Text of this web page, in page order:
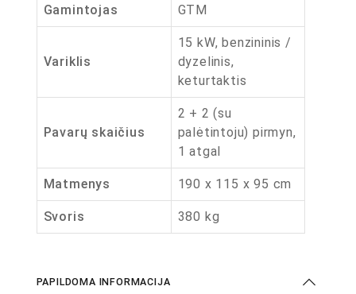
Gamintojas GTM
Variklis
15 kW, benzininis /
dyzelinis,
keturtaktis
Pavarų skaičius
2 + 2 (su
palėtintoju) pirmyn,
1 atgal
Matmenys 190 x 115 x 95 cm
Svoris 380 kg
PAPILDOMA INFORMACIJA